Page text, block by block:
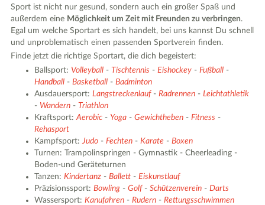
Sport ist nicht nur gesund, sondern auch ein großer Spaß und
außerdem eine Möglichkeit um Zeit mit Freunden zu verbringen.
Egal um welche Sportart es sich handelt, bei uns kannst Du schnell
und unproblematisch einen passenden Sportverein finden.
Finde jetzt die richtige Sportart, die dich begeistert:
Ballsport: Volleyball -Tischtennis -Eishockey -Fußball -
Handball -Basketball -Badminton
Ausdauersport:Langstreckenlauf-Radrennen -Leichtathletik
- Wandern -Triathlon
Kraftsport:Aerobic - Yoga -Gewichtheben -Fitness -
Rehasport
Kampfsport:Judo -Fechten -Karate -Boxen
Turnen: Trampolinspringen - Gymnastik - Cheerleading -
Boden-und Geräteturnen
Tanzen:Kindertanz -Ballett -Eiskunstlauf
Präzisionssport:Bowling -Golf-Schützenverein -Darts
Wassersport:Kanufahren -Rudern -Rettungsschwimmen